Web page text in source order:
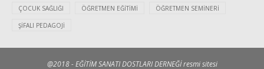
ÇOCUK SAĞLIĞI ÖĞRETMEN EĞITIMI ÖĞRETMEN SEMINERI
ŞIFALI PEDAGOJI
@2018 - EĞİTİM SANATI DOSTLARI DERNEĞİ resmi sitesi